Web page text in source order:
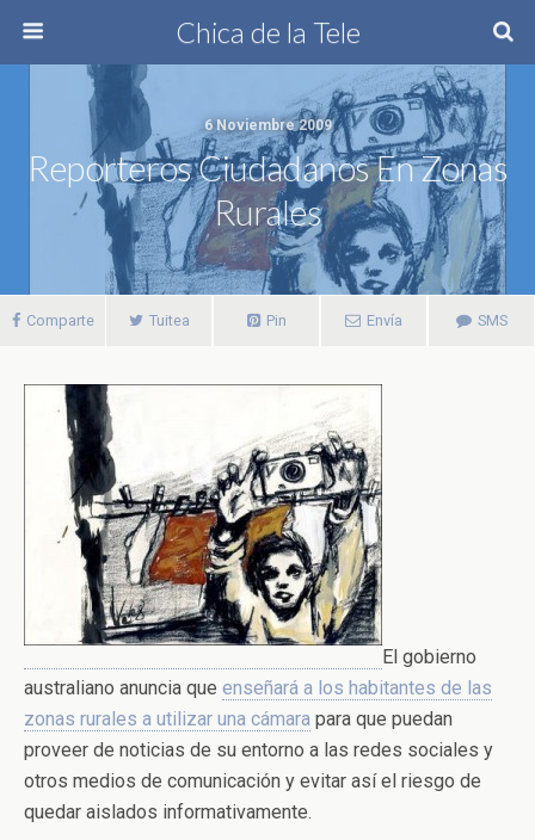
Chica de la Tele
6 Noviembre 2009
Reporteros Ciudadanos En Zonas
Rurales
Comparte Tuitea Pin Envía SMS
El gobierno
australiano anuncia que enseñará a los habitantes de las
zonas rurales a utilizar una cámara para que puedan
proveer de noticias de su entorno a las redes sociales y
otros medios de comunicación y evitar así el riesgo de
quedar aislados informativamente.